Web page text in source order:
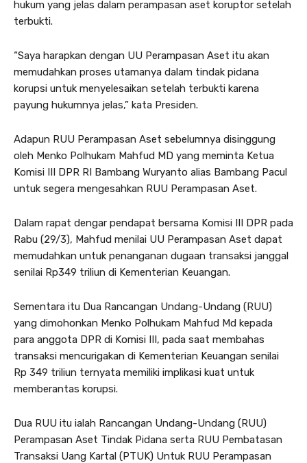
hukum yang jelas dalam perampasan aset koruptor setelah
terbukti.
“Saya harapkan dengan UU Perampasan Aset itu akan
memudahkan proses utamanya dalam tindak pidana
korupsi untuk menyelesaikan setelah terbukti karena
payung hukumnya jelas,” kata Presiden.
Adapun RUU Perampasan Aset sebelumnya disinggung
oleh Menko Polhukam Mahfud MD yang meminta Ketua
Komisi III DPR RI Bambang Wuryanto alias Bambang Pacul
untuk segera mengesahkan RUU Perampasan Aset.
Dalam rapat dengar pendapat bersama Komisi III DPR pada
Rabu (29/3), Mahfud menilai UU Perampasan Aset dapat
memudahkan untuk penanganan dugaan transaksi janggal
senilai Rp349 triliun di Kementerian Keuangan.
Sementara itu Dua Rancangan Undang-Undang (RUU)
yang dimohonkan Menko Polhukam Mahfud Md kepada
para anggota DPR di Komisi III, pada saat membahas
transaksi mencurigakan di Kementerian Keuangan senilai
Rp 349 triliun ternyata memiliki implikasi kuat untuk
memberantas korupsi.
Dua RUU itu ialah Rancangan Undang-Undang (RUU)
Perampasan Aset Tindak Pidana serta RUU Pembatasan
Transaksi Uang Kartal (PTUK) Untuk RUU Perampasan